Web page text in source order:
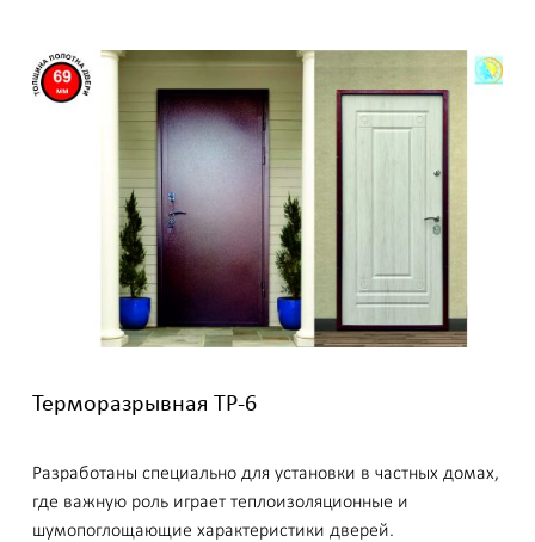
Терморазрывная ТР-6
Разработаны специально для установки в частных домах,
где важную роль играет теплоизоляционные и
шумопоглощающие характеристики дверей.